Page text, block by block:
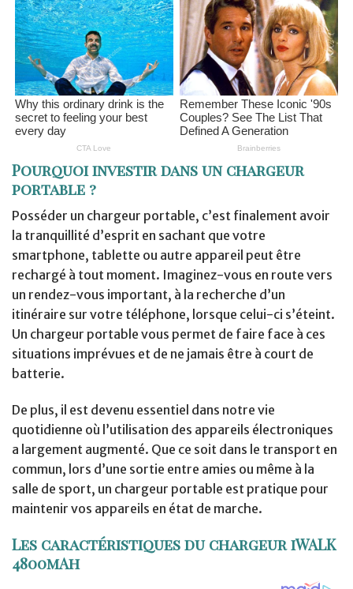
Pourquoi investir dans un chargeur
portable ?
Posséder un chargeur portable, c’est finalement avoir
la tranquillité d’esprit en sachant que votre
smartphone, tablette ou autre appareil peut être
rechargé à tout moment. Imaginez-vous en route vers
un rendez-vous important, à la recherche d’un
itinéraire sur votre téléphone, lorsque celui-ci s’éteint.
Un chargeur portable vous permet de faire face à ces
situations imprévues et de ne jamais être à court de
batterie.
De plus, il est devenu essentiel dans notre vie
quotidienne où l’utilisation des appareils électroniques
a largement augmenté. Que ce soit dans le transport en
commun, lors d’une sortie entre amies ou même à la
salle de sport, un chargeur portable est pratique pour
maintenir vos appareils en état de marche.
Les caractéristiques du chargeur iWALK
4800mAh